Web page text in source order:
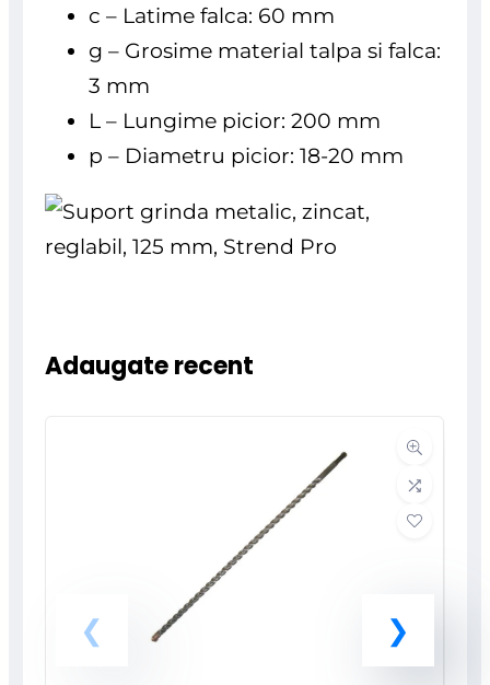
c – Latime falca: 60 mm
g – Grosime material talpa si falca:
3 mm
L – Lungime picior: 200 mm
p – Diametru picior: 18-20 mm
Adaugate recent